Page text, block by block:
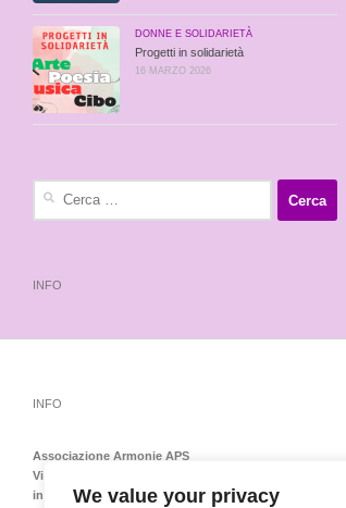
We value your privacy
DONNE E SOLIDARIETÀ
Progetti in solidarietà
16 MARZO 2026
INFO
INFO
Associazione Armonie APS
Via Emilia Levante 138 – 40139 Bologna – Tel-Fax
info@armoniedonnebologna.it